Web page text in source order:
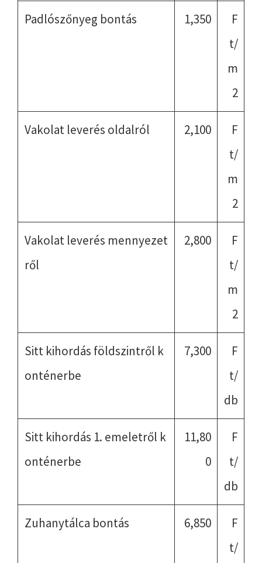
Padlószőnyeg bontás 1,350
F
t/
m
2
Vakolat leverés oldalról 2,100
F
t/
m
2
Vakolat leverés mennyezet
ről
2,800
F
t/
m
2
Sitt kihordás földszintről k
onténerbe
7,300
F
t/
db
Sitt kihordás 1. emeletről k
onténerbe
11,80
0
F
t/
db
Zuhanytálca bontás 6,850
F
t/